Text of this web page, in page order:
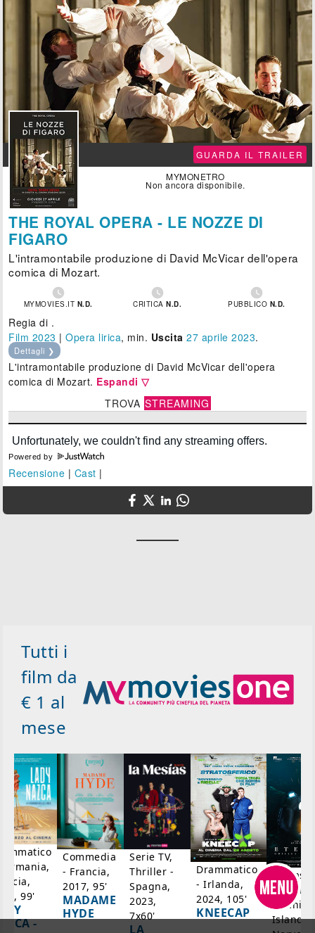

GUARDA IL TRAILER
MYMONETRO
Non ancora disponibile.
THE ROYAL OPERA - LE NOZZE DI
FIGARO
L'intramontabile produzione di David McVicar dell'opera
comica di Mozart.

MYMOVIES.IT N.D.

CRITICAN.D.

PUBBLICO N.D.
Regia di .
Film 2023 |Opera lirica, min. Uscita 27 aprile 2023.
Dettagli ❯
L'intramontabile produzione di David McVicar dell'opera
comica di Mozart. Espandi ▽
TROVA STREAMING
Powered by
Recensione | Cast |
Tutti i
film da
€ 1 al
mese
99'
-
Commedia
- Francia,
2017, 95'
MADAME
HYDE
Serie TV,
Thriller -
Spagna,
2023,
7x60'
LA
Drammatico,
- Irlanda,
2024, 105'
KNEECAP
-
Islanda,